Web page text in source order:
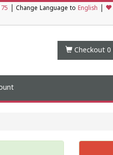
Change Language to English
Checkout 0